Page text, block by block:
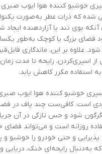
خوشبو کننده هوا ایوب صبری
شده که ذرات عطر به‌صورت
بوی تند یا آزاردهنده
فضای بزرگ یا کوچک به‌طور
علاوه بر این، ماندگاری
اسپری‌کردن، رایحه تا مدت
به استفاده مکرر کاهش یابد.
خوشبو کننده هوا ایوب
است. کافی‌ست چند پاف در
شود و حس تازگی در آن
روزانه است و می‌تواند فضای
و حتی خودرو را خوشبو و
که به‌دنبال رایحه‌ای خنک، دریایی